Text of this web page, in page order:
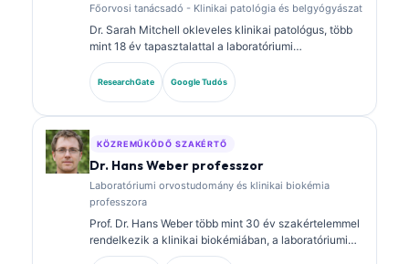
Főorvosi tanácsadó - Klinikai patológia és belgyógyászat
Dr. Sarah Mitchell okleveles klinikai patológus, több
mint 18 év tapasztalattal a laboratóriumi
orvostudomány és a diagnosztikai elemzés területén.
Klinikai kémiai szakterületi képesítésekkel
rendelkezik, és kiterjedten publikált biomarker-
ResearchGate Google Tudós
KÖZREMŰKÖDŐ SZAKÉRTŐ
Dr. Hans Weber professzor
Laboratóriumi orvostudomány és klinikai biokémia
professzora
Prof. Dr. Hans Weber több mint 30 év szakértelemmel
rendelkezik a klinikai biokémiában, a laboratóriumi
orvostudományban és a biomarker-kutatásban. A